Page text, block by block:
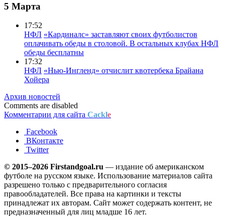
5 Марта
17:52
НФЛ «Кардиналс» заставляют своих футболистов
оплачивать обеды в столовой. В остальных клубах НФЛ
обеды бесплатны
17:32
НФЛ «Нью-Ингленд» отчислит квотербека Брайана
Хойера
Архив новостей
Comments are disabled
Комментарии для сайта Cackle
Facebook
ВКонтакте
Twitter
© 2015–2026 Firstandgoal.ru — издание об американском
футболе на русском языке. Использование материалов cайта
разрешено только с предварительного согласия
правообладателей. Все права на картинки и тексты
принадлежат их авторам. Сайт может содержать контент, не
предназначенный для лиц младше 16 лет.